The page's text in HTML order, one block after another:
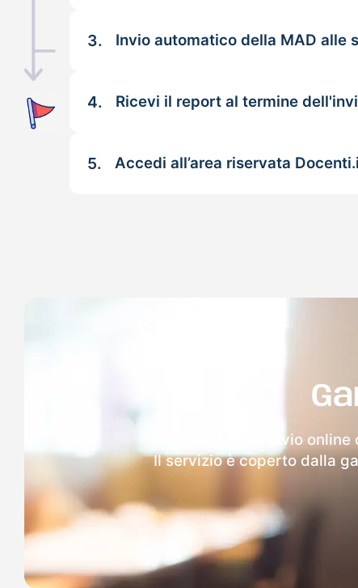
3. Invio automatico della MAD alle
4. Ricevi il report al termine
5. Accedi all’area riservata
Dopo l'invio
Il servizio è coperto dalla